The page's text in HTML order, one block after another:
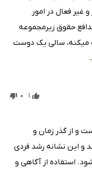
7 دقیقه
5 دقیقه
2 دقیقه
10 دقیقه
غیر فعال در امور
حقوق زیرمجموعه
میکنه، سالی یک دوست
1
0
و از گذر زمان و
و این نشانه رشد فردی
استفاده از آگاهی و